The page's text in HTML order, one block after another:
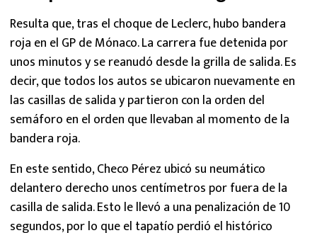
Resulta que, tras el choque de Leclerc, hubo bandera
roja en el GP de Mónaco. La carrera fue detenida por
unos minutos y se reanudó desde la grilla de salida. Es
decir, que todos los autos se ubicaron nuevamente en
las casillas de salida y partieron con la orden del
semáforo en el orden que llevaban al momento de la
bandera roja.
En este sentido, Checo Pérez ubicó su neumático
delantero derecho unos centímetros por fuera de la
casilla de salida. Esto le llevó a una penalización de 10
segundos, por lo que el tapatío perdió el histórico